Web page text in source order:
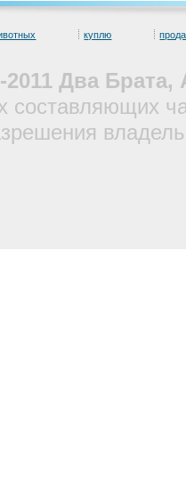
куплю
2011 Два
составляющих